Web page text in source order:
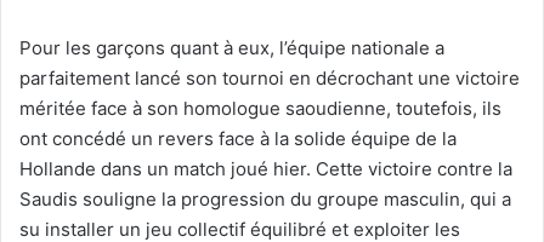
Pour les garçons quant à eux, l’équipe nationale a
parfaitement lancé son tournoi en décrochant une victoire
méritée face à son homologue saoudienne, toutefois, ils
ont concédé un revers face à la solide équipe de la
Hollande dans un match joué hier. Cette victoire contre la
Saudis souligne la progression du groupe masculin, qui a
su installer un jeu collectif équilibré et exploiter les